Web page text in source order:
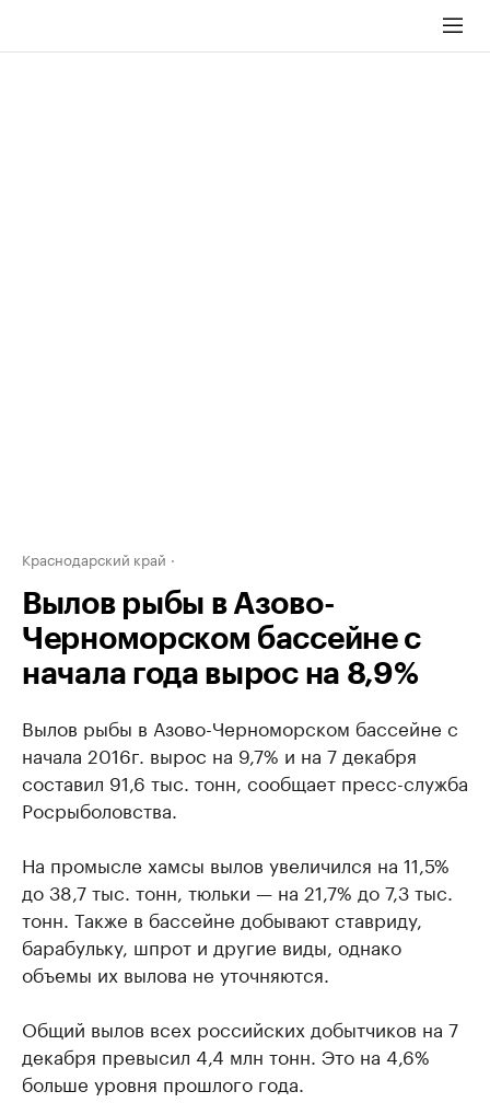
Краснодарский край
Вылов рыбы в Азово-
Черноморском бассейне с
начала года вырос на 8,9%
Вылов рыбы в Азово-Черноморском бассейне с
начала 2016г. вырос на 9,7% и на 7 декабря
составил 91,6 тыс. тонн, сообщает пресс-служба
Росрыболовства.
На промысле хамсы вылов увеличился на 11,5%
до 38,7 тыс. тонн, тюльки — на 21,7% до 7,3 тыс.
тонн. Также в бассейне добывают ставриду,
барабульку, шпрот и другие виды, однако
объемы их вылова не уточняются.
Общий вылов всех российских добытчиков на 7
декабря превысил 4,4 млн тонн. Это на 4,6%
больше уровня прошлого года.